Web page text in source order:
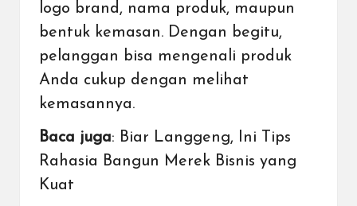
logo brand, nama produk, maupun
bentuk kemasan. Dengan begitu,
pelanggan bisa mengenali produk
Anda cukup dengan melihat
kemasannya.
Baca juga: Biar Langgeng, Ini Tips
Rahasia Bangun Merek Bisnis yang
Kuat